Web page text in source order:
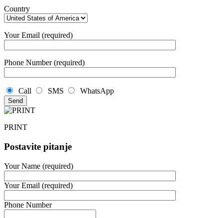
Country
Your Email (required)
Phone Number (required)
Call SMS WhatsApp
PRINT
Postavite pitanje
Your Name (required)
Your Email (required)
Phone Number